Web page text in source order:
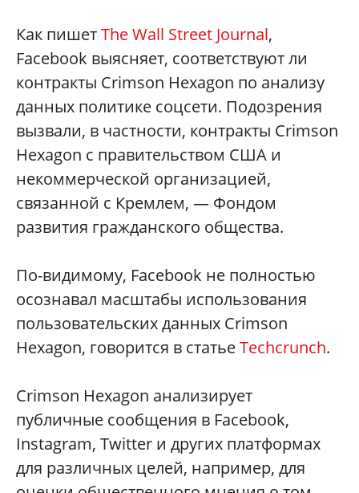
Как пишетThe Wall Street Journal,
Facebook выясняет, соответствуют ли
контракты Crimson Hexagon по анализу
данных политике соцсети. Подозрения
вызвали, в частности, контракты Crimson
Hexagon с правительством США и
некоммерческой организацией,
связанной с Кремлем, — Фондом
развития гражданского общества.
По-видимому, Facebook не полностью
осознавал масштабы использования
пользовательских данных Crimson
Hexagon, говорится в статьеTechcrunch.
Crimson Hexagon анализирует
публичные сообщения в Facebook,
Instagram, Twitter и других платформах
для различных целей, например, для